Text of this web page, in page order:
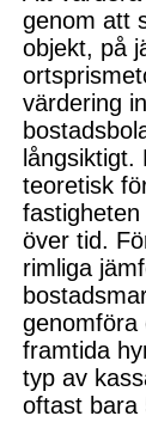
genom att
objekt, på
värdering
teoretisk
över tid.
rimliga jä
genomföra
framtida
typ av
oftast bara